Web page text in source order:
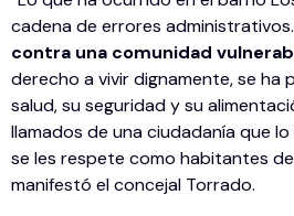
cadena de errores
contra una comunidad
derecho a vivir dignamente, se ha
salud, su seguridad y su
llamados de una ciudadanía que
se les respete como habitantes
manifestó el concejal Torrado.